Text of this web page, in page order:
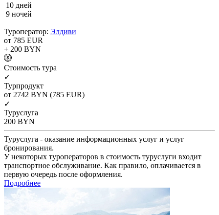
10 дней
9 ночей
Туроператор: Элдиви
от 785 EUR
+ 200 BYN
Cтоимость тура
✓
Турпродукт
от 2742 BYN (785 EUR)
✓
Туруслуга
200 BYN
Туруслуга - оказание информационных услуг и услуг
бронирования.
У некоторых туроператоров в стоимость туруслуги входит
транспортное обслуживание. Как правило, оплачивается в
первую очередь после оформления.
Подробнее